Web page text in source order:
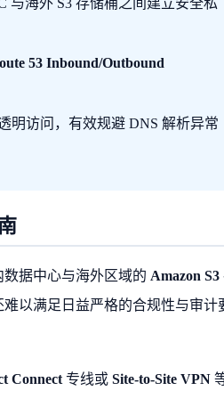
53 Inbound/Outbound
明访问，有效规避 DNS 解析异常
据中心与海外区域的 Amazon S3
以满足日益严格的合规性与审计
Connect 专线或 Site-to-Site VPN